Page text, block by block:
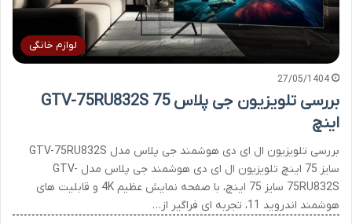
لوازم خانگی
27/05/1404
بررسی تلویزیون جی پلاس GTV-75RU832S 75
اینچ
بررسی تلویزیون ال ای دی هوشمند جی پلاس مدل GTV-75RU832S
سایز 75 اینچ تلویزیون ال ای دی هوشمند جی پلاس مدل GTV-
75RU832S سایز 75 اینچ، با صفحه نمایش عظیم 4K و قابلیت های
هوشمند اندروید 11، تجربه ای فراگیر از…